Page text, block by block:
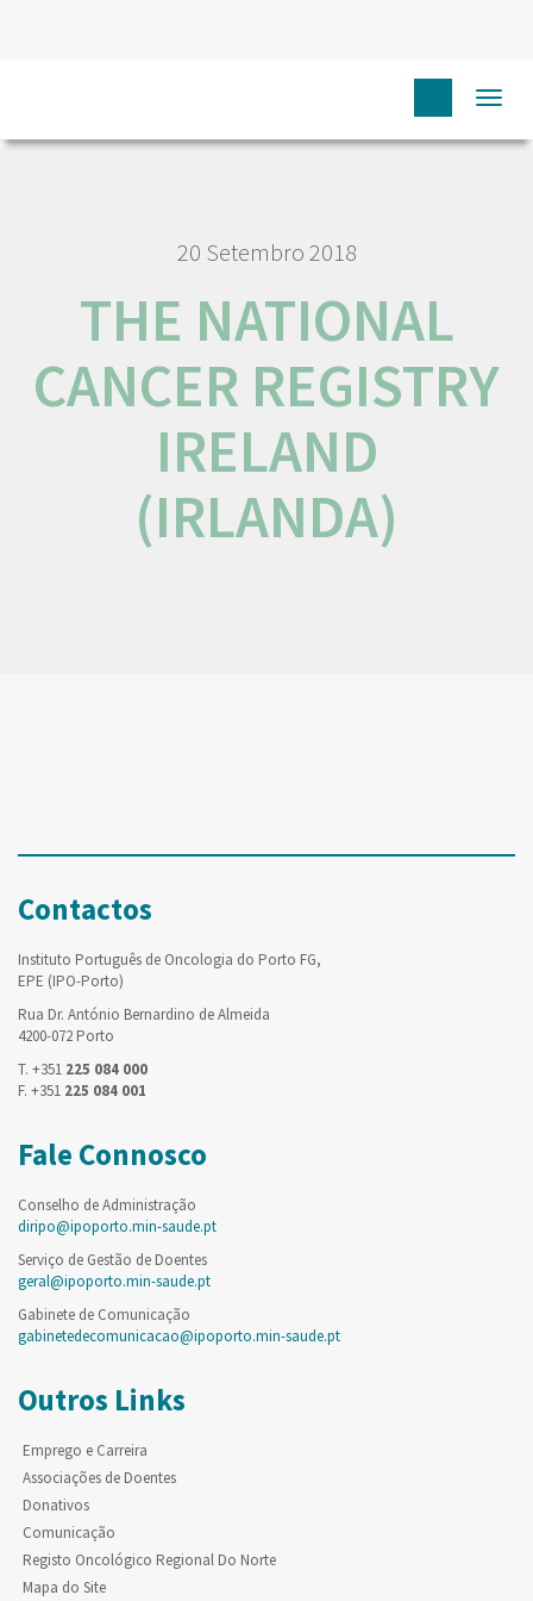
THE NATIONAL CANCER REGISTRY
20 Setembro 2018
THE NATIONAL
CANCER REGISTRY
IRELAND
(IRLANDA)
Contactos
Instituto Português de Oncologia do Porto FG,
EPE (IPO-Porto)
Rua Dr. António Bernardino de Almeida
4200-072 Porto
T. +351 225 084 000
F. +351 225 084 001
Fale Connosco
Conselho de Administração
diripo@ipoporto.min-saude.pt
Serviço de Gestão de Doentes
geral@ipoporto.min-saude.pt
Gabinete de Comunicação
gabinetedecomunicacao@ipoporto.min-saude.pt
Outros Links
Emprego e Carreira
Associações de Doentes
Donativos
Comunicação
Registo Oncológico Regional Do Norte
Mapa do Site